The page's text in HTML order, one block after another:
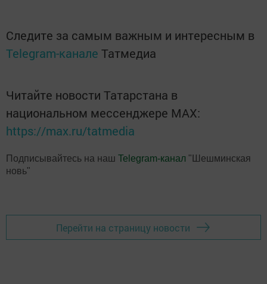
Следите за самым важным и интересным в
Telegram-канале Татмедиа
Читайте новости Татарстана в
национальном мессенджере MАХ:
https://max.ru/tatmedia
Подписывайтесь на наш Telegram-канал "Шешминская
новь"
Перейти на страницу новости